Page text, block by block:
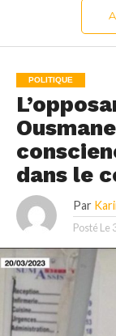
POLITIQUE
dans le
Par
Posté Le